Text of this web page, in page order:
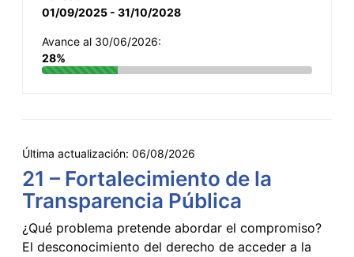
01/09/2025 - 31/10/2028
Avance al 30/06/2026:
28%
Última actualización: 06/08/2026
21 – Fortalecimiento de la
Transparencia Pública
¿Qué problema pretende abordar el compromiso?
El desconocimiento del derecho de acceder a la